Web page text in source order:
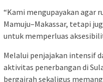
“Kami mengupayakan agar
Mamuju–Makassar, tetapi
untuk memperluas
Melalui penjajakan intensif
aktivitas penerbangan di
bergairah sekaligus